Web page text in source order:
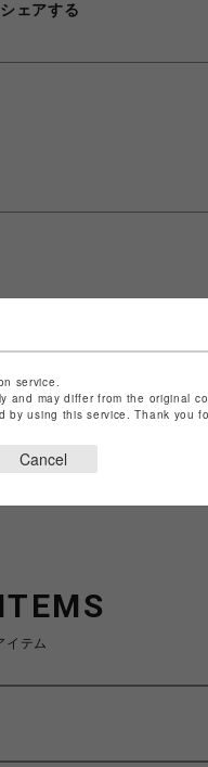
シェアする
ら
イテム
service.
and may differ from the original
using this service. Thank you
Cancel